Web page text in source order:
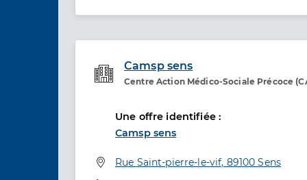
Camsp sens
Centre Action Médico-Sociale Précoce
Etablissement de soins
Une offre identifiée :
Camsp sens
Adresse
Rue Saint-pierre-le-vif, 89100 Sens